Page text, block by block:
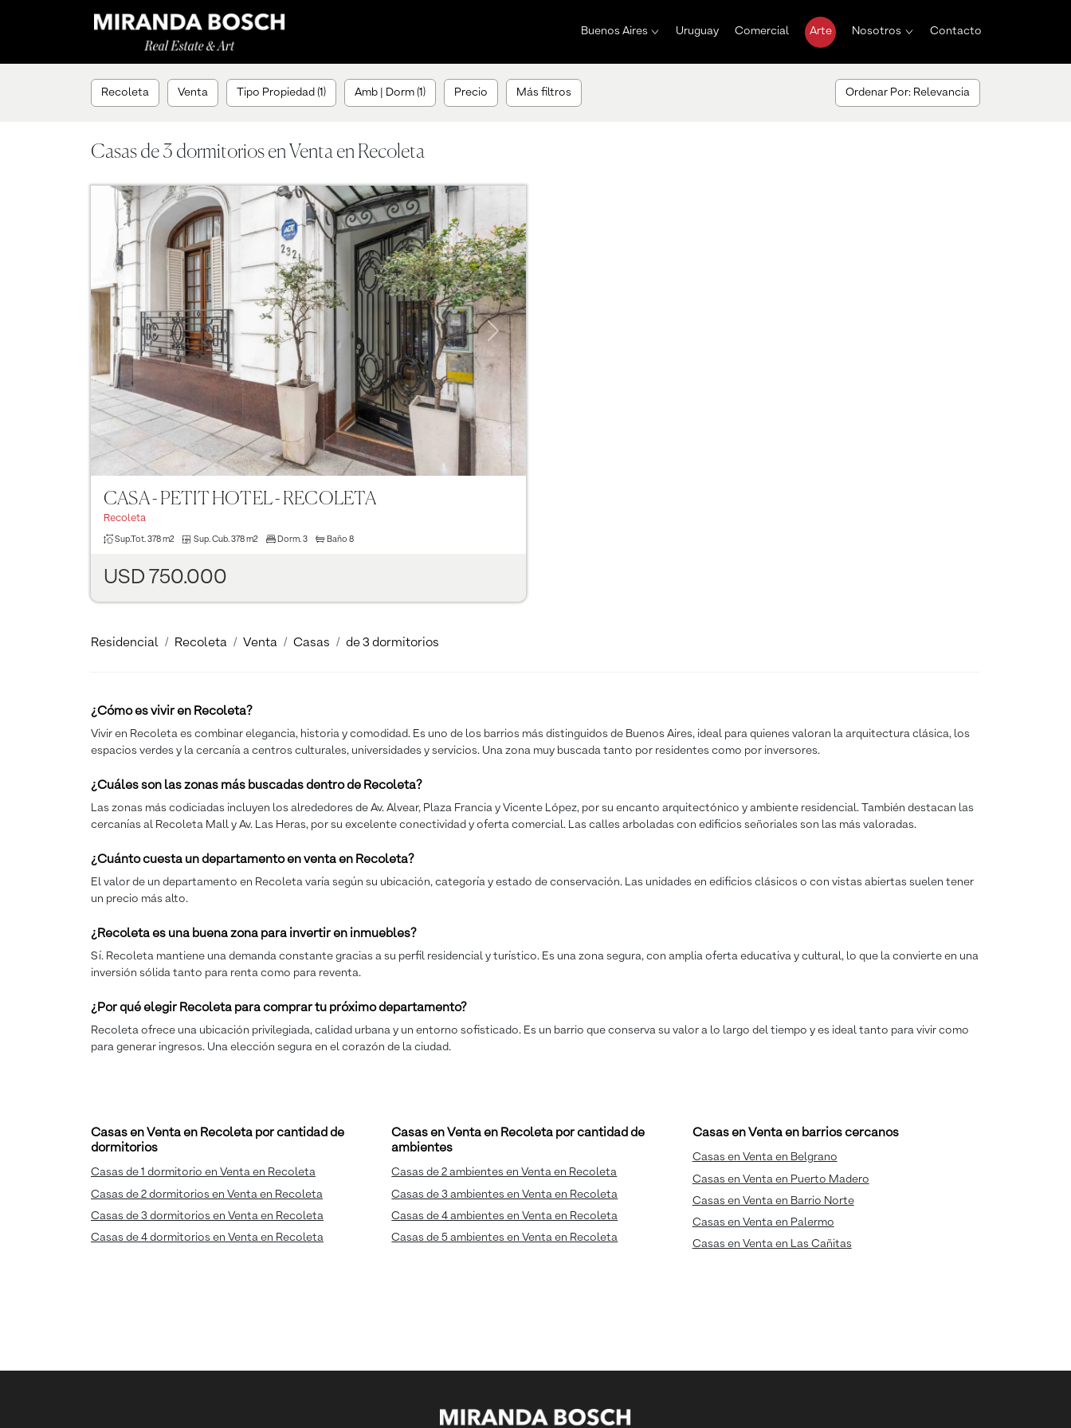
Buenos Aires Uruguay Comercial Arte Nosotros Contacto
Recoleta Venta Tipo Propiedad (1) Amb | Dorm (1) Precio Más filtros Ordenar Por: Relevancia
Casas de 3 dormitorios en Venta en Recoleta
Previous Next
CASA - PETIT HOTEL - RECOLETA
Recoleta
Sup.Tot. 378 m2 Sup. Cub. 378 m2 Dorm. 3 Baño 8
USD 750.000
Residencial Recoleta Venta Casas de 3 dormitorios
¿Cómo es vivir en Recoleta?
Vivir en Recoleta es combinar elegancia, historia y comodidad. Es uno de los barrios más distinguidos de Buenos Aires, ideal para quienes valoran la arquitectura clásica, los
espacios verdes y la cercanía a centros culturales, universidades y servicios. Una zona muy buscada tanto por residentes como por inversores.
¿Cuáles son las zonas más buscadas dentro de Recoleta?
Las zonas más codiciadas incluyen los alrededores de Av. Alvear, Plaza Francia y Vicente López, por su encanto arquitectónico y ambiente residencial. También destacan las
cercanías al Recoleta Mall y Av. Las Heras, por su excelente conectividad y oferta comercial. Las calles arboladas con edificios señoriales son las más valoradas.
¿Cuánto cuesta un departamento en venta en Recoleta?
El valor de un departamento en Recoleta varía según su ubicación, categoría y estado de conservación. Las unidades en edificios clásicos o con vistas abiertas suelen tener
un precio más alto.
¿Recoleta es una buena zona para invertir en inmuebles?
Sí. Recoleta mantiene una demanda constante gracias a su perfil residencial y turístico. Es una zona segura, con amplia oferta educativa y cultural, lo que la convierte en una
inversión sólida tanto para renta como para reventa.
¿Por qué elegir Recoleta para comprar tu próximo departamento?
Recoleta ofrece una ubicación privilegiada, calidad urbana y un entorno sofisticado. Es un barrio que conserva su valor a lo largo del tiempo y es ideal tanto para vivir como
para generar ingresos. Una elección segura en el corazón de la ciudad.
Casas en Venta en Recoleta por cantidad de
dormitorios
Casas de 1 dormitorio en Venta en Recoleta
Casas de 2 dormitorios en Venta en Recoleta
Casas de 3 dormitorios en Venta en Recoleta
Casas de 4 dormitorios en Venta en Recoleta
Casas en Venta en Recoleta por cantidad de
ambientes
Casas de 2 ambientes en Venta en Recoleta
Casas de 3 ambientes en Venta en Recoleta
Casas de 4 ambientes en Venta en Recoleta
Casas de 5 ambientes en Venta en Recoleta
Casas en Venta en barrios cercanos
Casas en Venta en Belgrano
Casas en Venta en Puerto Madero
Casas en Venta en Barrio Norte
Casas en Venta en Palermo
Casas en Venta en Las Cañitas